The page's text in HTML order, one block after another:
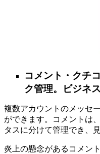
コメント・クチ
ク管理。ビジネ
複数アカウントのメッセ
ができます。コメントは
タスに分けて管理でき、
炎上の懸念があるコメン